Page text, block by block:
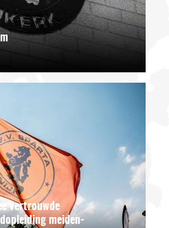
vertrouwde
meiden-